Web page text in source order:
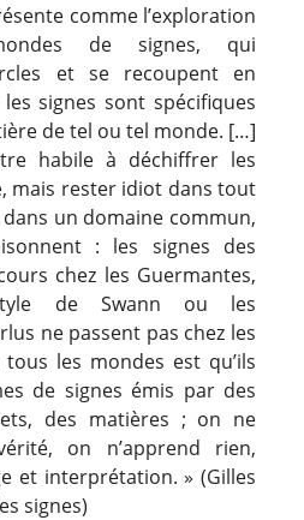
comme l’exploration
de signes, qui
et se recoupent en
signes sont spécifiques
de tel ou tel monde. […]
habile à déchiffrer les
mais rester idiot dans tout
un domaine commun,
: les signes des
chez les Guermantes,
de Swann ou les
ne passent pas chez les
les mondes est qu’ils
de signes émis par des
des matières ; on ne
on n’apprend rien,
et interprétation. » (Gilles
signes)